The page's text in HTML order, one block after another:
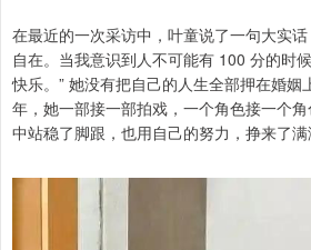
在最近的一次采访中，叶童说了一句大实
自在。当我意识到人不可能有 100 分的时
快乐。” 她没有把自己的人生全部押在婚姻
年，她一部接一部拍戏，一个角色接一个
中站稳了脚跟，也用自己的努力，挣来了满